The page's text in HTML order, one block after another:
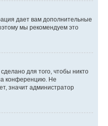
дает вам дополнительные
мы рекомендуем это
для того, чтобы никто
конференцию. Не
значит администратор